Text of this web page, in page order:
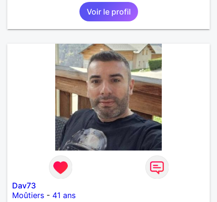
Voir le profil
Dav73
Moûtiers - 41 ans